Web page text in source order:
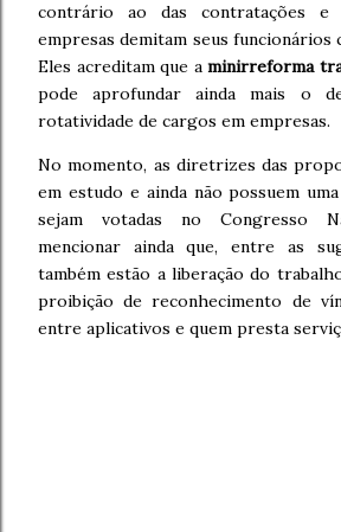
contrário ao das contratações e
empresas demitam seus funcionários
Eles acreditam que aminirreforma
pode aprofundar ainda mais o
rotatividade de cargos em empresas.
No momento, as diretrizes das
em estudo e ainda não possuem
sejam votadas no Congresso
mencionar ainda que, entre as
também estão a liberação do
proibição de reconhecimento de
entre aplicativos e quem presta